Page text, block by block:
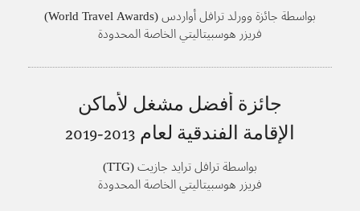
بواسطة جائزة وورلد ترافل أواردس (World Travel Awards)
فريزر هوسبيتاليتي الخاصة المحدودة
جائزة أفضل مشغل لأماكن
الإقامة الفندقية لعام2013-2019
بواسطة ترافل ترايد جازيت (TTG)
فريزر هوسبيتاليتي الخاصة المحدودة